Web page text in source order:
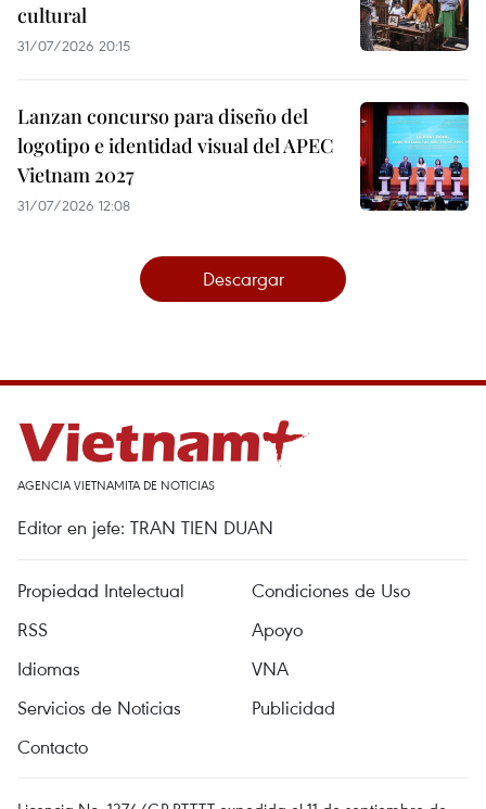
cultural
31/07/2026 20:15
Lanzan concurso para diseño del
logotipo e identidad visual del APEC
Vietnam 2027
31/07/2026 12:08
Descargar
AGENCIA VIETNAMITA DE NOTICIAS
Editor en jefe: TRAN TIEN DUAN
Propiedad Intelectual
Condiciones de Uso
RSS
Apoyo
Idiomas
VNA
Servicios de Noticias
Publicidad
Contacto